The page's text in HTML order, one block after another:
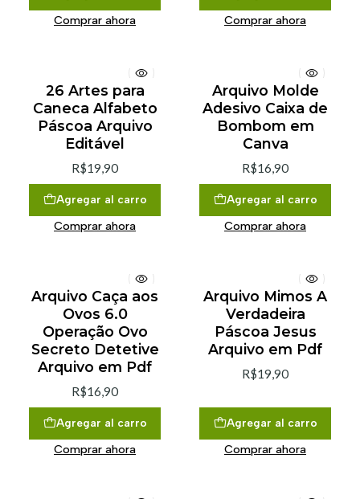
Comprar ahora Comprar ahora
26 Artes para
Caneca Alfabeto
Páscoa Arquivo
Editável
R$19,90
Agregar al carro
Comprar ahora
Arquivo Molde
Adesivo Caixa de
Bombom em
Canva
R$16,90
Agregar al carro
Comprar ahora
Arquivo Caça aos
Ovos 6.0
Operação Ovo
Secreto Detetive
Arquivo em Pdf
R$16,90
Agregar al carro
Comprar ahora
Arquivo Mimos A
Verdadeira
Páscoa Jesus
Arquivo em Pdf
R$19,90
Agregar al carro
Comprar ahora